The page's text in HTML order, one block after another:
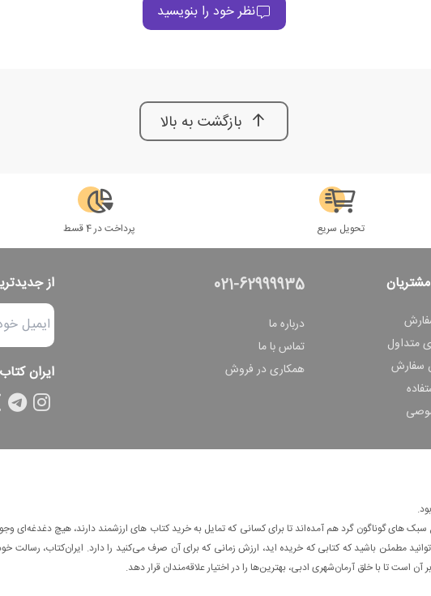
نظر خود را بنویسید
بازگشت به بالا
تحویل سریع پرداخت در 4 قسط
متداول
سفارش
021-62999935
درباره ما
تماس با ما
همکاری در فروش
از
ایران
های گوناگون گرد هم آمده‌اند تا برای کسانی که تمایل به خرید کتاب های ارزشمند دارند، هیچ دغدغه‌ای
مطمئن باشید که کتابی که خریده اید، ارزش زمانی که برای آن صرف می‌کنید را دارد. ایران‌کتاب، رسالت
است تا با خلق آرمان‌شهری ادبی، بهترین‌ها را در اختیار علاقه‌مندان قرار دهد.